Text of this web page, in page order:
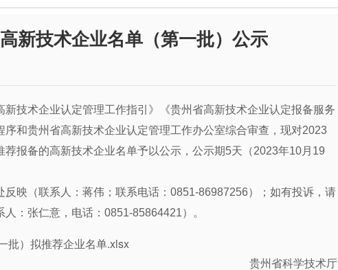
新技术企业名单（第一批）公示
技术企业认定管理工作指引》《贵州省高新技术企业认定报备服务
和贵州省高新技术企业认定管理工作办公室综合审查，现对2023
报备的高新技术企业名单予以公示，公示期5天（2023年10月19
映（联系人：蒋伟；联系电话：0851-86987256）；如有投诉，请
：张仁意，电话：0851-85864421）。
批）拟推荐企业名单.xlsx
贵州省科学技术厅